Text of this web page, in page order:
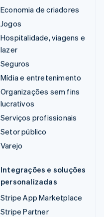
Economia de criadores
Jogos
Hospitalidade, viagens e
lazer
Seguros
Mídia e entretenimento
Organizações sem fins
lucrativos
Serviços profissionais
Setor público
Varejo
Integrações e soluções
personalizadas
Stripe App Marketplace
Stripe Partner